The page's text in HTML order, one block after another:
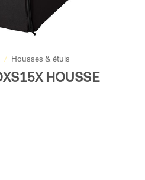
/ Housses & étuis
HOUSSE